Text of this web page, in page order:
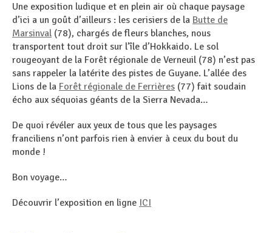
Une exposition ludique et en plein air où chaque paysage
d’ici a un goût d’ailleurs : les cerisiers de la Butte de
Marsinval (78), chargés de fleurs blanches, nous
transportent tout droit sur l’île d’Hokkaido. Le sol
rougeoyant de la Forêt régionale de Verneuil (78) n’est pas
sans rappeler la latérite des pistes de Guyane. L’allée des
Lions de la Forêt régionale de Ferrières (77) fait soudain
écho aux séquoias géants de la Sierra Nevada…
De quoi révéler aux yeux de tous que les paysages
franciliens n’ont parfois rien à envier à ceux du bout du
monde !
Bon voyage…
Découvrir l’exposition en ligne ICI